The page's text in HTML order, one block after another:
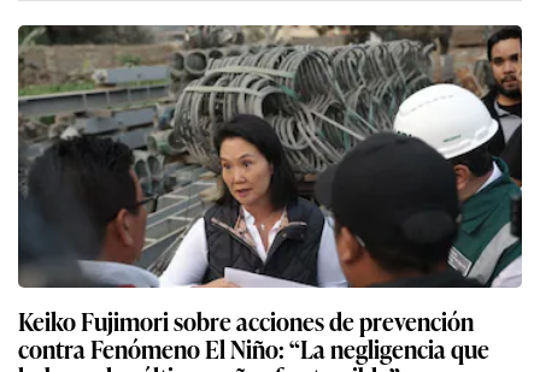
Keiko Fujimori sobre acciones de prevención
contra Fenómeno El Niño: “La negligencia que